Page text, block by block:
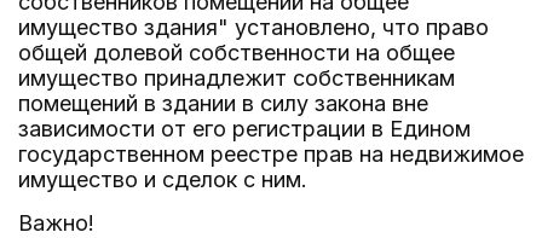
имущество здания" установлено, что право
общей долевой собственности на общее
имущество принадлежит собственникам
помещений в здании в силу закона вне
зависимости от его регистрации в Едином
государственном реестре прав на недвижимое
имущество и сделок с ним.
Важно!